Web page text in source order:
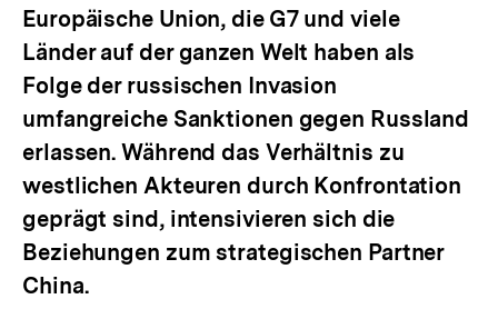
Europäische Union, die G7 und viele
Länder auf der ganzen Welt haben als
Folge der russischen Invasion
umfangreiche Sanktionen gegen Russland
erlassen. Während das Verhältnis zu
westlichen Akteuren durch Konfrontation
geprägt sind, intensivieren sich die
Beziehungen zum strategischen Partner
China.